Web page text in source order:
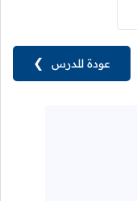
عودة للدرس ❯